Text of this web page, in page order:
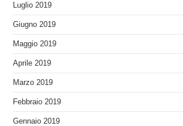
Luglio 2019
Giugno 2019
Maggio 2019
Aprile 2019
Marzo 2019
Febbraio 2019
Gennaio 2019